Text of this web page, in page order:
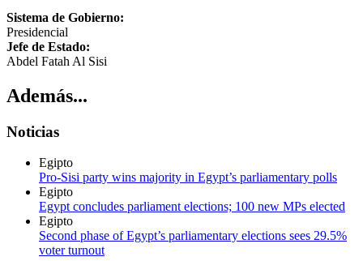
Sistema de Gobierno:
Presidencial
Jefe de Estado:
Abdel Fatah Al Sisi
Además...
Noticias
Egipto
Pro-Sisi party wins majority in Egypt’s parliamentary polls
Egipto
Egypt concludes parliament elections; 100 new MPs elected
Egipto
Second phase of Egypt’s parliamentary elections sees 29.5%
voter turnout